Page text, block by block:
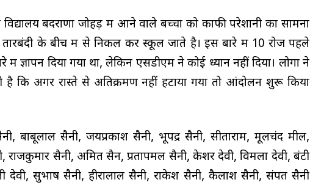
विद्यालय बदराणा जोहड़ में आने वाले बच्चों को काफी परेशानी का सामना
तारबंदी के बीच में से निकल कर स्कूल जाते है। इस बारे में 10 रोज पहले
ज्ञापन दिया गया था, लेकिन एसडीएम ने कोई ध्यान नहीं दिया। लोगों ने
है कि अगर रास्ते से अतिक्रमण नहीं हटाया गया तो आंदोलन शुरू किया
बाबूलाल सैनी, जयप्रकाश सैनी, भूपेंद्र सैनी, सीताराम, मूलचंद मील,
राजकुमार सैनी, अमित सैन, प्रतापमल सैनी, केशर देवी, विमला देवी, बंटी
देवी, सुभाष सैनी, हीरालाल सैनी, राकेश सैनी, कैलाश सैनी, संपत सैनी